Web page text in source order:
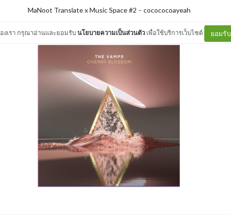
งเรา กรุณาอ่านและยอมรับนโยบายความเป็นส่วนตัว เพื่อใช้บริการเว็บไซต์ ยอมรับ
MaNoot Translate x Music Space #2 – cocococoayeah